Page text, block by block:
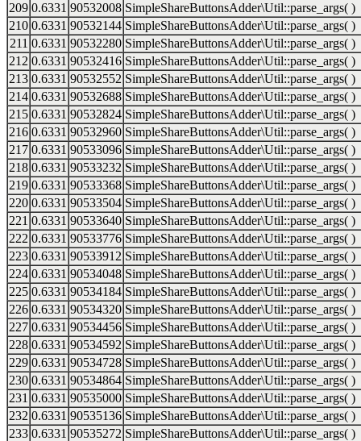
209 0.6331 90532008 SimpleShareButtonsAdder\Util::parse_args( )
210 0.6331 90532144 SimpleShareButtonsAdder\Util::parse_args( )
211 0.6331 90532280 SimpleShareButtonsAdder\Util::parse_args( )
212 0.6331 90532416 SimpleShareButtonsAdder\Util::parse_args( )
213 0.6331 90532552 SimpleShareButtonsAdder\Util::parse_args( )
214 0.6331 90532688 SimpleShareButtonsAdder\Util::parse_args( )
215 0.6331 90532824 SimpleShareButtonsAdder\Util::parse_args( )
216 0.6331 90532960 SimpleShareButtonsAdder\Util::parse_args( )
217 0.6331 90533096 SimpleShareButtonsAdder\Util::parse_args( )
218 0.6331 90533232 SimpleShareButtonsAdder\Util::parse_args( )
219 0.6331 90533368 SimpleShareButtonsAdder\Util::parse_args( )
220 0.6331 90533504 SimpleShareButtonsAdder\Util::parse_args( )
221 0.6331 90533640 SimpleShareButtonsAdder\Util::parse_args( )
222 0.6331 90533776 SimpleShareButtonsAdder\Util::parse_args( )
223 0.6331 90533912 SimpleShareButtonsAdder\Util::parse_args( )
224 0.6331 90534048 SimpleShareButtonsAdder\Util::parse_args( )
225 0.6331 90534184 SimpleShareButtonsAdder\Util::parse_args( )
226 0.6331 90534320 SimpleShareButtonsAdder\Util::parse_args( )
227 0.6331 90534456 SimpleShareButtonsAdder\Util::parse_args( )
228 0.6331 90534592 SimpleShareButtonsAdder\Util::parse_args( )
229 0.6331 90534728 SimpleShareButtonsAdder\Util::parse_args( )
230 0.6331 90534864 SimpleShareButtonsAdder\Util::parse_args( )
231 0.6331 90535000 SimpleShareButtonsAdder\Util::parse_args( )
232 0.6331 90535136 SimpleShareButtonsAdder\Util::parse_args( )
233 0.6331 90535272 SimpleShareButtonsAdder\Util::parse_args( )